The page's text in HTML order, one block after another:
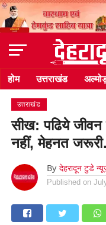
होम उत्तराखंड
उत्तराखंड
सीख: पढिये
नहीं, मेहनत
By देहरादून टुडे
Published on